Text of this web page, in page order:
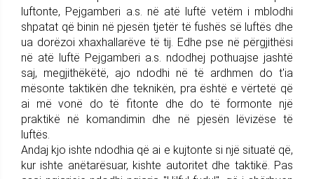
luftonte, Pejgamberi a.s. në atë luftë vetëm i mblodhi
shpatat që binin në pjesën tjetër të fushës së luftës dhe
ua dorëzoi xhaxhallarëve të tij. Edhe pse në përgjithësi
në atë luftë Pejgamberi a.s. ndodhej pothuajse jashtë
saj, megjithëkëtë, ajo ndodhi në të ardhmen do t'ia
mësonte taktikën dhe teknikën, pra është e vërtetë që
ai më vonë do të fitonte dhe do të formonte një
praktikë në komandimin dhe në pjesën lëvizëse të
luftës.
Andaj kjo ishte ndodhia që ai e kujtonte si një situatë që,
kur ishte anëtarësuar, kishte autoritet dhe taktikë. Pas